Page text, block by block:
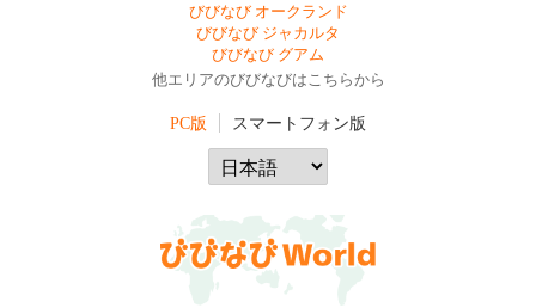
びびなび オークランド
びびなび ジャカルタ
びびなび グアム
他エリアのびびなびはこちらから
PC版 スマートフォン版